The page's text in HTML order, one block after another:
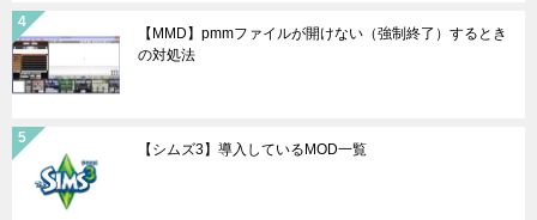
【MMD】pmmファイルが開けない（強制終了）するとき
の対処法
【シムズ3】導入しているMOD一覧